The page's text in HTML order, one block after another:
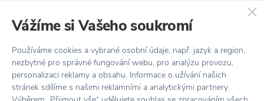
Vlastnosti
Kód produktu 1015000-040
Farba
Materiál Kov
Vážíme si Vašeho soukromí
Používáme cookies a vybrané osobní údaje, např. jazyk a region,
nezbytné pro správné fungování webu, pro analýzu provozu,
personalizaci reklamy a obsahu. Informace o užívání našich
stránek sdílíme s našimi reklamními a analytickými partnery.